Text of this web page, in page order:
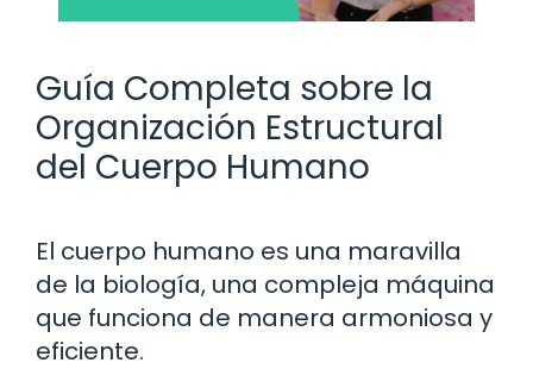
Guía Completa sobre la
Organización Estructural
del Cuerpo Humano
El cuerpo humano es una maravilla
de la biología, una compleja máquina
que funciona de manera armoniosa y
eficiente.